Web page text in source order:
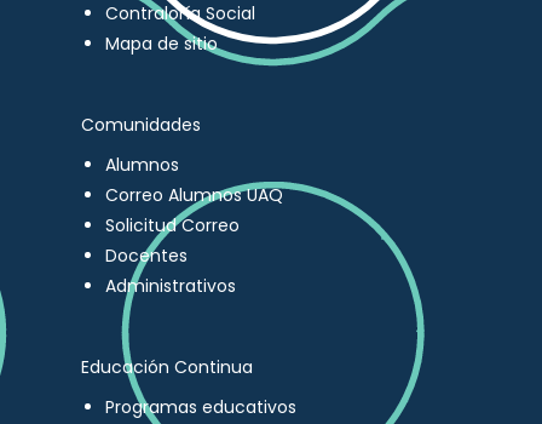
Contraloría Social
Mapa de sitio
Comunidades
Alumnos
Correo Alumnos UAQ
Solicitud Correo
Docentes
Administrativos
Educación Continua
Programas educativos